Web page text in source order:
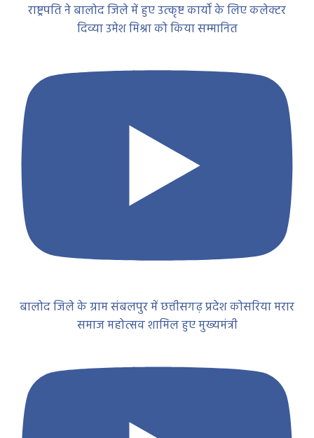
राष्ट्रपति ने बालोद जिले में हुए उत्कृष्ट कार्यों के लिए कलेक्टर
दिव्या उमेश मिश्रा को किया सम्मानित
बालोद जिले के ग्राम संबलपुर में छत्तीसगढ़ प्रदेश कोसरिया मरार
समाज महोत्सव शामिल हुए मुख्यमंत्री